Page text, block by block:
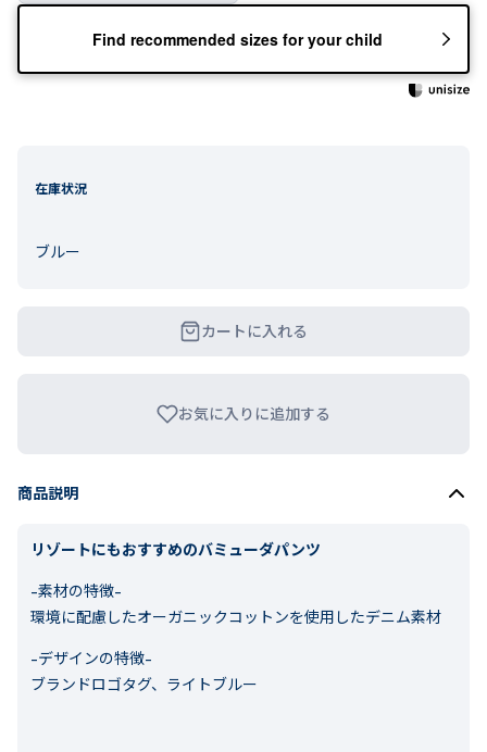
Find recommended sizes for your child
在庫状況
ブルー
カートに入れる
お気に入りに追加する
商品説明
リゾートにもおすすめのバミューダパンツ
-素材の特徴-
環境に配慮したオーガニックコットンを使用したデニム素材
-デザインの特徴-
ブランドロゴタグ、ライトブルー